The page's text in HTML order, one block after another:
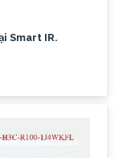
Smart IR.